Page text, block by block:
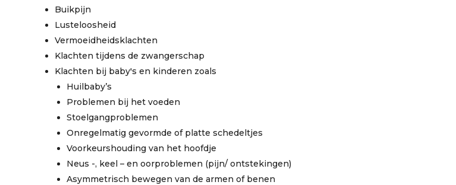
Buikpijn
Lusteloosheid
Vermoeidheidsklachten
Klachten tijdens de zwangerschap
Klachten bij baby's en kinderen zoals
Huilbaby’s
Problemen bij het voeden
Stoelgangproblemen
Onregelmatig gevormde of platte schedeltjes
Voorkeurshouding van het hoofdje
Neus -, keel – en oorproblemen (pijn/ ontstekingen)
Asymmetrisch bewegen van de armen of benen